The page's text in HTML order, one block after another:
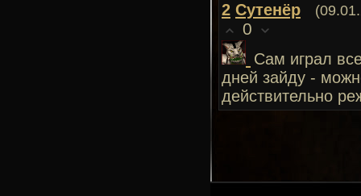
2 Сутенёр
0
Сам играл
дней зайду -
действительно